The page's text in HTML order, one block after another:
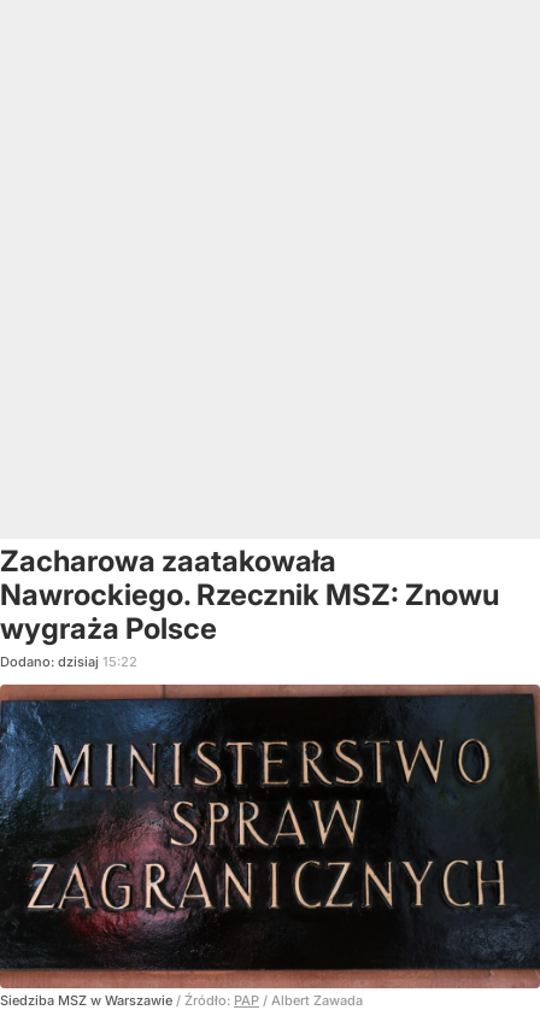
Zacharowa zaatakowała
Nawrockiego. Rzecznik MSZ: Znowu
wygraża Polsce
Dodano: dzisiaj 15:22
Siedziba MSZ w Warszawie / Źródło: PAP / Albert Zawada